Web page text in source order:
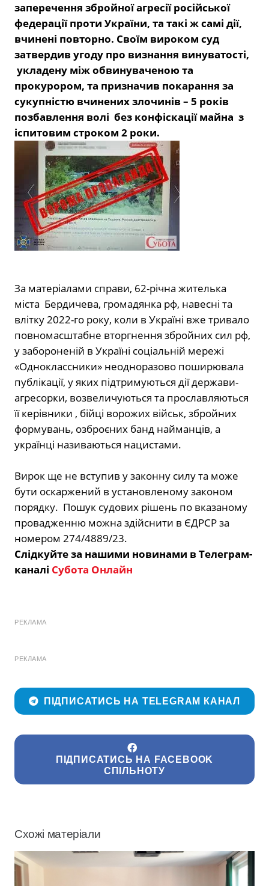
заперечення збройної агресії російської
федерації проти України, та такі ж самі дії,
вчинені повторно. Своїм вироком суд
затвердив угоду про визнання винуватості,
укладену між обвинуваченою та
прокурором, та призначив покарання за
сукупністю вчинених злочинів – 5 років
позбавлення волі без конфіскації майна з
іспитовим строком 2 роки.
За матеріалами справи, 62-річна жителька
міста Бердичева, громадянка рф, навесні та
влітку2022-го року, коли в Україні вже тривало
повномасштабне вторгнення збройних сил рф,
у забороненій в Україні соціальній мережі
«Одноклассники» неодноразово поширювала
публікації, у яких підтримуються дії держави-
агресорки, возвеличуються та прославляються
її керівники , бійці ворожих військ, збройних
формувань, озброєних банд найманців, а
українці називаються нацистами.
Вирок ще не вступив у законну силу та може
бути оскаржений в установленому законом
порядку. Пошук судових рішень по вказаному
провадженню можна здійснити в ЄДРСР за
номером 274/4889/23.
Слідкуйте за нашими новинами в Телеграм-
каналі Субота Онлайн
РЕКЛАМА
РЕКЛАМА
ПІДПИСАТИСЬ НА TELEGRAM КАНАЛ
ПІДПИСАТИСЬ НА FACEBOOK
СПІЛЬНОТУ
Схожі матеріали